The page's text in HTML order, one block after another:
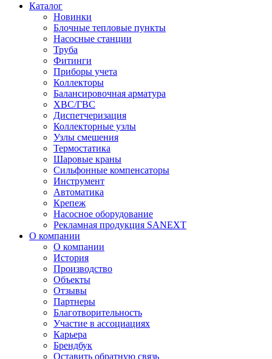
Каталог
Новинки
Блочные тепловые пункты
Насосные станции
Труба
Фитинги
Приборы учета
Коллекторы
Балансировочная арматура
ХВС/ГВС
Диспетчеризация
Коллекторные узлы
Узлы смешения
Термостатика
Шаровые краны
Сильфонные компенсаторы
Инструмент
Автоматика
Крепеж
Насосное оборудование
Рекламная продукция SANEXT
О компании
О компании
История
Производство
Объекты
Отзывы
Партнеры
Благотворительность
Участие в ассоциациях
Карьера
Брендбук
Оставить обратную связь